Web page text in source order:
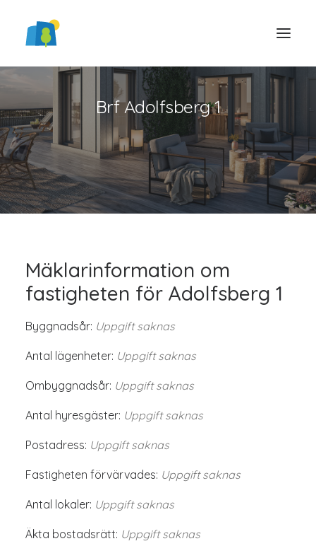
Brf Adolfsberg 1
Mäklarinformation om
fastigheten för Adolfsberg 1
Byggnadsår: Uppgift saknas
Antal lägenheter: Uppgift saknas
Ombyggnadsår: Uppgift saknas
Antal hyresgäster: Uppgift saknas
Postadress: Uppgift saknas
Fastigheten förvärvades: Uppgift saknas
Antal lokaler: Uppgift saknas
Äkta bostadsrätt: Uppgift saknas